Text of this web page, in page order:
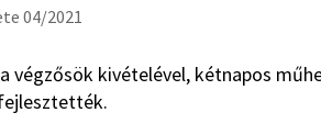
04/2021
végzősök kivételével, kétnapos